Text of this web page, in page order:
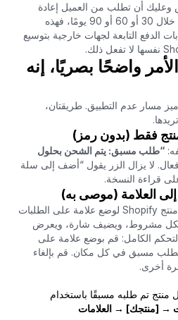
وعليك أن تطلب من العميل إعادة
الدفع. بالنسبة للشحن المسبق خلال 30 أو 60 أو 90 يومًا، فهذه
الدفع التابعة لجهات خارجية بتوسيع
الأمر واضحًا بصريًا، إنه
مسار عدم التطبيق. طريقتان،
فقط (بدون رمز)
“طلب مسبق: يتم الشحن بحلول
لا يزال الزر يقول “أضف إلى سلة
على قراءة النسخة.
إلى العلامة (موصى به)
يستخدم هذا الأسلوب علامات منتج Shopify لوضع علامة على الطلبات
مشروط، ويضيف شارة، ويعرض
الكامل: قم بوضع علامة على
مسبق في كل مكان. قم بإلغاء
أخرى.
تم طلبه مسبقًا باستخدام
→ [منتجك] → العلامات